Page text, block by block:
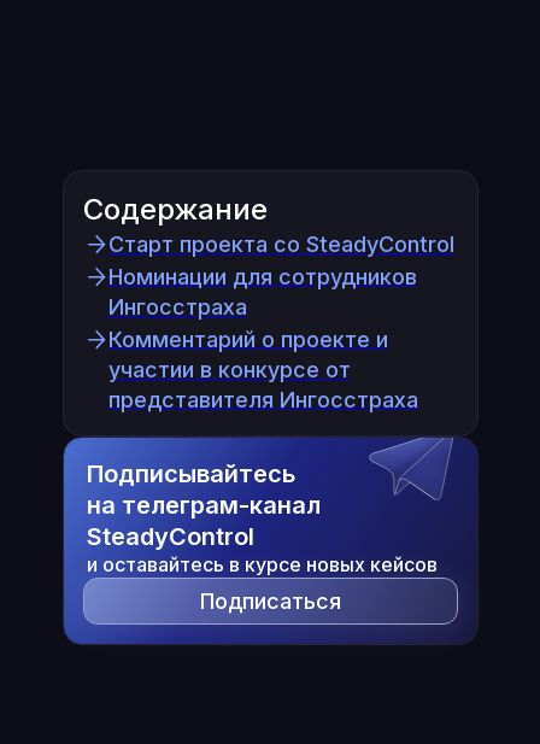
Содержание
Старт проекта со SteadyControl
Номинации для сотрудников
Ингосстраха
Комментарий о проекте и
участии в конкурсе от
представителя Ингосстраха
Подписывайтесь
на телеграм-канал
SteadyControl
и оставайтесь в курсе новых кейсов
Подписаться